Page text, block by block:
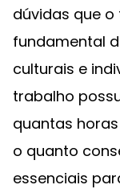
dúvidas que
fundamental
culturais e
trabalho
quantas
o quanto
essenciais